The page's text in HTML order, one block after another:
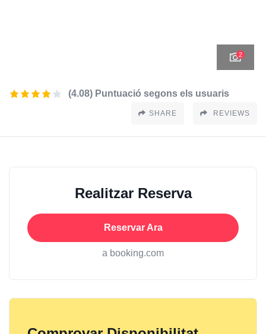
2
(4.08) Puntuació segons els usuaris
SHARE REVIEWS
Realitzar Reserva
Reservar Ara
a booking.com